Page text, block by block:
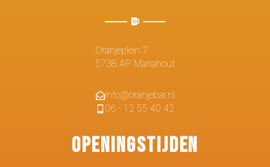
Oranjeplein 7
5738 AP Mariahout
info@oranjebar.nl
06 - 12 55 40 42
Openingstijden